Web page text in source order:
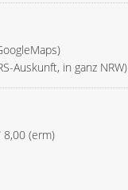
Auskunft, in ganz NRW)
8,00 (erm)